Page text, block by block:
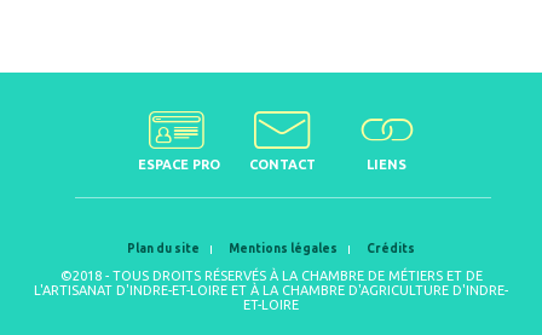
ESPACE PRO CONTACT LIENS
Plan du site Mentions légales Crédits
©2018 - TOUS DROITS RÉSERVÉS À LA CHAMBRE DE MÉTIERS ET DE
L'ARTISANAT D'INDRE-ET-LOIRE ET À LA CHAMBRE D'AGRICULTURE D'INDRE-
ET-LOIRE